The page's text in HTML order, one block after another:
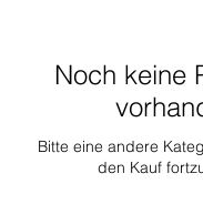
Noch keine
Bitte eine andere
den Kauf